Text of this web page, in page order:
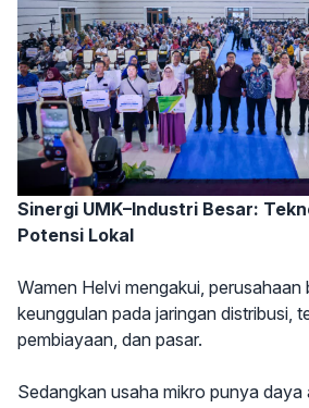
Sinergi UMK–Industri Besar:
Potensi Lokal
Wamen Helvi mengakui, perusahaan
keunggulan pada jaringan distribusi,
pembiayaan, dan pasar.
Sedangkan usaha mikro punya